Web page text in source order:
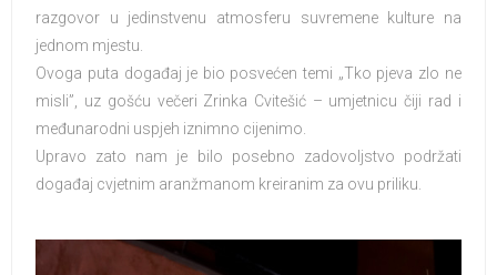
razgovor u jedinstvenu atmosferu suvremene kulture na
jednom mjestu.
Ovoga puta događaj je bio posvećen temi „Tko pjeva zlo ne
misli”, uz gošću večeri Zrinka Cvitešić – umjetnicu čiji rad i
međunarodni uspjeh iznimno cijenimo.
Upravo zato nam je bilo posebno zadovoljstvo podržati
događaj cvjetnim aranžmanom kreiranim za ovu priliku.